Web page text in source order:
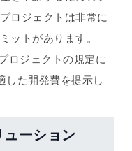
ロジェクトは非常に
ットがあります。
ロジェクトの規定に
した開発費を提示し
ーション